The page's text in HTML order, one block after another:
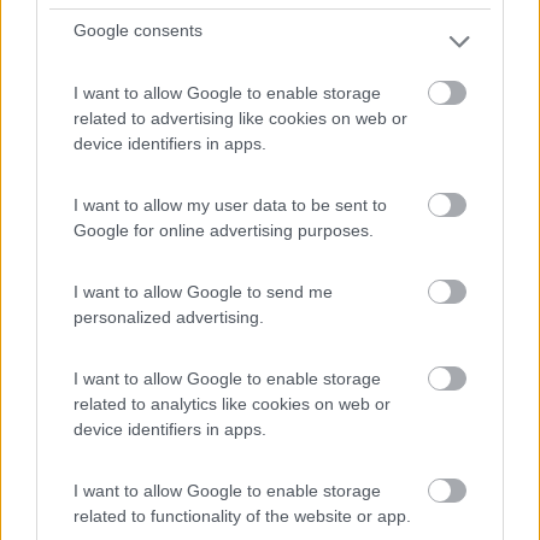
Google consents
I want to allow Google to enable storage
related to advertising like cookies on web or
device identifiers in apps.
I want to allow my user data to be sent to
Google for online advertising purposes.
I want to allow Google to send me
personalized advertising.
I want to allow Google to enable storage
related to analytics like cookies on web or
device identifiers in apps.
I want to allow Google to enable storage
related to functionality of the website or app.
In risposta al messaggio di 12:07:22
Noto che il prezzo è assai aumentato rispetto al passato quando costava
circa 150 euro... Evidentemente il fatto che lo stiano dismettendo sta
facendo lievitare il prezzo degli ultimi disponibili. L'amico Robir ha dato
...
Io non ho la centralina elettronica perché trattasi di Fiat Ducato
x230 2° serie 2800idtd
e andava benissimo e proprio per questo ho deciso di
montarne uno anche sul "vecchietto" che ho adesso.
Lupoartico
85
In risposta al messaggio di Lupoartico 15/09/2019 12:11:14